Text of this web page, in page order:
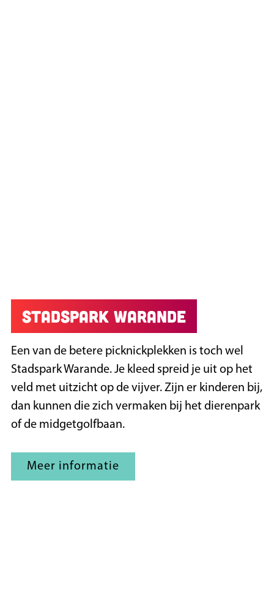
Stadspark Warande
Een van de betere picknickplekken is toch wel
Stadspark Warande. Je kleed spreid je uit op het
veld met uitzicht op de vijver. Zijn er kinderen bij,
dan kunnen die zich vermaken bij het dierenpark
of de midgetgolfbaan.
Meer informatie